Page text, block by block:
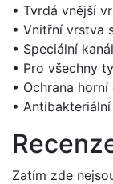
• Tvrdá vnější
• Vnitřní vrstva
• Speciální
• Pro všechny
• Ochrana horní
•
Zatím zde